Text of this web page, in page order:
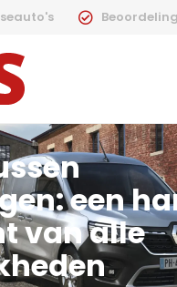
een
van alle